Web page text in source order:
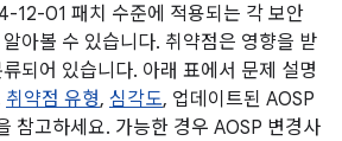
12-01 패치 수준에 적용되는 각 보안
아볼 수 있습니다. 취약점은 영향을 받
되어 있습니다. 아래 표에서 문제 설명
취약점 유형, 심각도, 업데이트된 AOSP
참고하세요. 가능한 경우 AOSP 변경사